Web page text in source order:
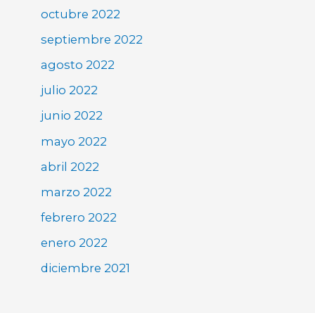
octubre 2022
septiembre 2022
agosto 2022
julio 2022
junio 2022
mayo 2022
abril 2022
marzo 2022
febrero 2022
enero 2022
diciembre 2021